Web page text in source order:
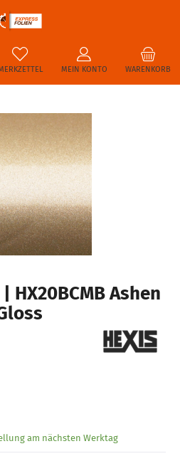
WARENKORB
MEIN KONTO
| HX20BCMB Ashen
am nächsten Werktag